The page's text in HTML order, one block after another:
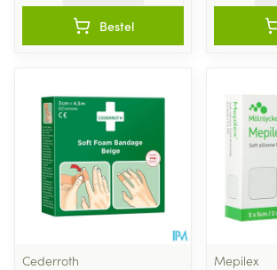
Bestel
Cederroth
Mepilex